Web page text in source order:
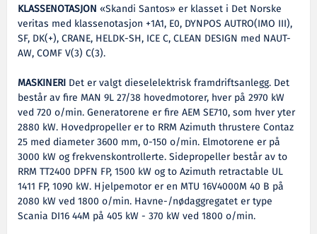
KLASSENOTASJON «Skandi Santos» er klasset i Det Norske
veritas med klassenotasjon +1A1, E0, DYNPOS AUTRO(IMO III),
SF, DK(+), CRANE, HELDK-SH, ICE C, CLEAN DESIGN med NAUT-
AW, COMF V(3) C(3).
MASKINERI Det er valgt dieselelektrisk framdriftsanlegg. Det
består av fire MAN 9L 27/38 hovedmotorer, hver på 2970 kW
ved 720 o/min. Generatorene er fire AEM SE710, som hver yter
2880 kW. Hovedpropeller er to RRM Azimuth thrustere Contaz
25 med diameter 3600 mm, 0-150 o/min. Elmotorene er på
3000 kW og frekvenskontrollerte. Sidepropeller består av to
RRM TT2400 DPFN FP, 1500 kW og to Azimuth retractable UL
1411 FP, 1090 kW. Hjelpemotor er en MTU 16V4000M 40 B på
2080 kW ved 1800 o/min. Havne-/nødaggregatet er type
Scania DI16 44M på 405 kW - 370 kW ved 1800 o/min.